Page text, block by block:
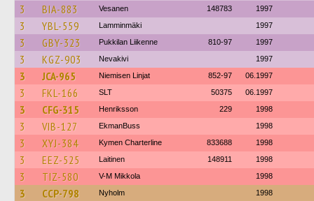
3 BIA-883 Vesanen 148783 1997
3 YBL-559 Lamminmäki 1997
3 GBY-323 Pukkilan Liikenne 810-97 1997
3 KGZ-903 Nevakivi 1997
3 JCA-965 Niemisen Linjat 852-97 06.1997
3 FKL-166 SLT 50375 06.1997
3 CFG-315 Henriksson 229 1998
3 VIB-127 EkmanBuss 1998
3 XYJ-384 Kymen Charterline 833688 1998
3 EEZ-525 Laitinen 148911 1998
3 TIZ-580 V-M Mikkola 1998
3 CCP-798 Nyholm 1998